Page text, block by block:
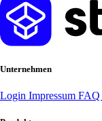
Unternehmen
Login Impressum FAQ